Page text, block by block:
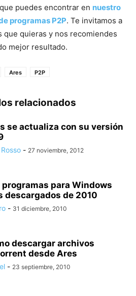
que puedes encontrar en nuestro
programas P2P. Te invitamos a
quieras y nos recomiendes
mejor resultado.
Ares P2P
relacionados
se actualiza con su versión
- 27 noviembre, 2012
programas para Windows
descargados de 2010
- 31 diciembre, 2010
descargar archivos
desde Ares
- 23 septiembre, 2010